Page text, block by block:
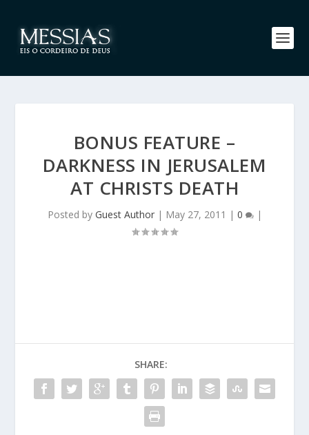
BONUS FEATURE –
DARKNESS IN JERUSALEM
AT CHRISTS DEATH
Posted by Guest Author| May 27, 2011 | 0 |
SHARE: